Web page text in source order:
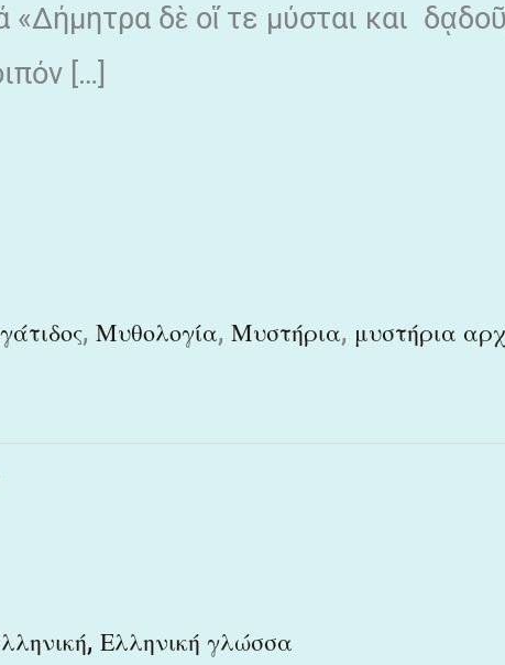
δὲ οἵ τε μύσται και
[…]
, Μυθολογία, Μυστήρια, μυστήρια
, Ελληνική γλώσσα